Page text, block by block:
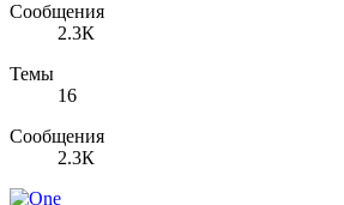
Сообщения
2.3К
Темы
16
Сообщения
2.3К